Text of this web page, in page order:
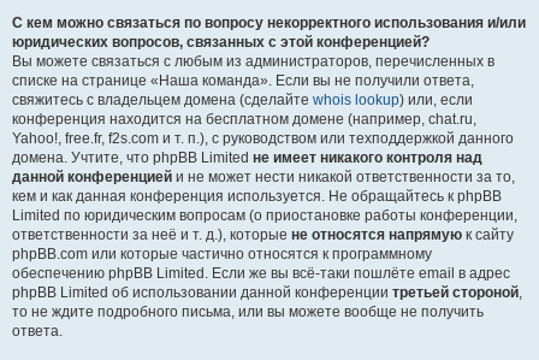
С кем можно связаться по вопросу некорректного использования и/или
юридических вопросов, связанных с этой конференцией?
Вы можете связаться с любым из администраторов, перечисленных в
списке на странице «Наша команда». Если вы не получили ответа,
свяжитесь с владельцем домена (сделайте whois lookup) или, если
конференция находится на бесплатном домене (например, chat.ru,
Yahoo!, free.fr, f2s.com и т. п.), с руководством или техподдержкой данного
домена. Учтите, что phpBB Limited не имеет никакого контроля над
данной конференцией и не может нести никакой ответственности за то,
кем и как данная конференция используется. Не обращайтесь к phpBB
Limited по юридическим вопросам (о приостановке работы конференции,
ответственности за неё и т. д.), которые не относятся напрямую к сайту
phpBB.com или которые частично относятся к программному
обеспечению phpBB Limited. Если же вы всё-таки пошлёте email в адрес
phpBB Limited об использовании данной конференции третьей стороной,
то не ждите подробного письма, или вы можете вообще не получить
ответа.